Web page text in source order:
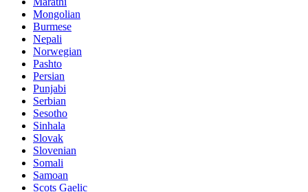
Mongolian
Burmese
Nepali
Norwegian
Pashto
Persian
Punjabi
Serbian
Sesotho
Sinhala
Slovak
Slovenian
Somali
Samoan
Scots Gaelic